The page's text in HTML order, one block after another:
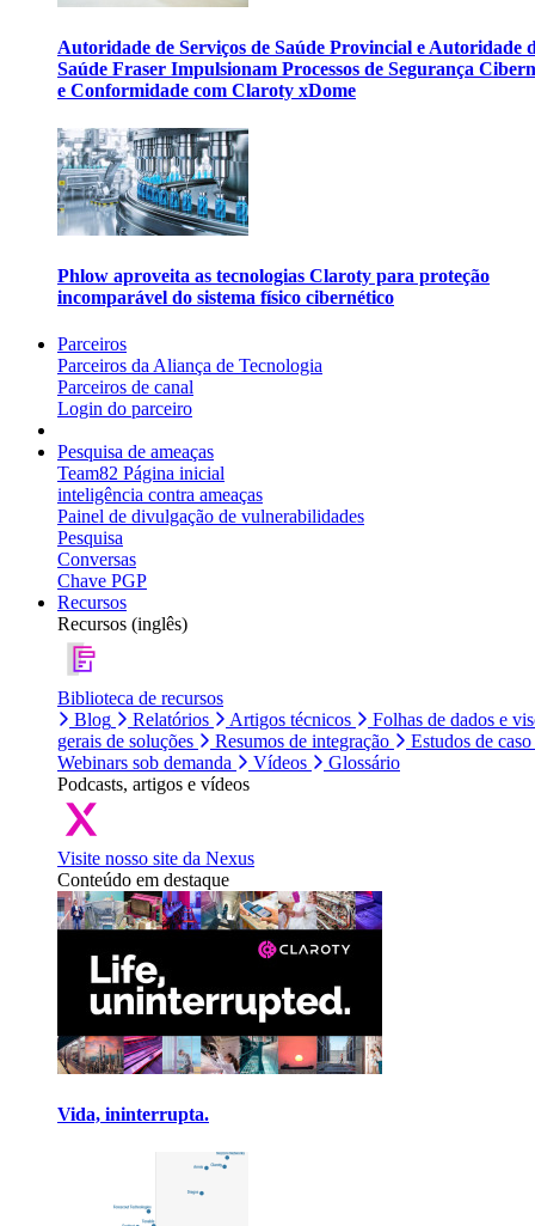
Autoridade de Serviços de Saúde Provincial e Autoridade
Saúde Fraser Impulsionam Processos de Segurança
e Conformidade com Claroty xDome
Phlow aproveita as tecnologias Claroty para proteção
incomparável do sistema físico cibernético
Parceiros
Parceiros da Aliança de Tecnologia
Parceiros de canal
Login do parceiro
Pesquisa de ameaças
Team82 Página inicial
inteligência contra ameaças
Painel de divulgação de vulnerabilidades
Pesquisa
Conversas
Chave PGP
Recursos
Recursos (inglês)
Biblioteca de recursos
Blog
Relatórios Artigos técnicos
Folhas de dados e
gerais de soluções
Resumos de integração
Estudos de caso
Webinars sob demanda
Vídeos
Glossário
Podcasts, artigos e vídeos
Visite nosso site da Nexus
Conteúdo em destaque
Vida, ininterrupta.